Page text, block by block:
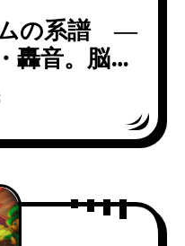
ムの系譜 ―
轟音。脳に
るシューゲ